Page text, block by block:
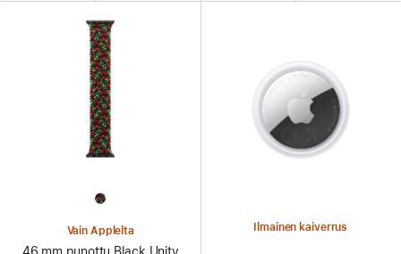
Vain Applelta Ilmainen kaiverrus